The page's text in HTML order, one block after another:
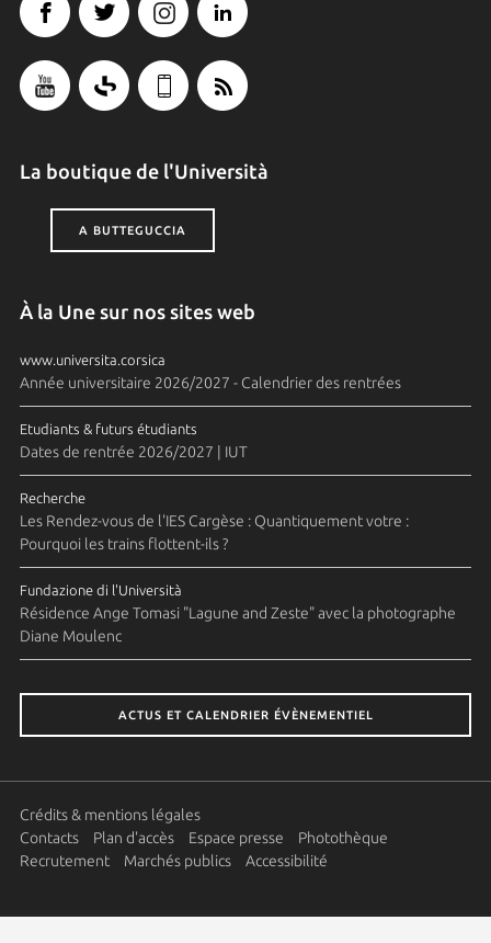
La boutique de l'Università
A BUTTEGUCCIA
À la Une sur nos sites web
www.universita.corsica
Année universitaire 2026/2027 - Calendrier des rentrées
Etudiants & futurs étudiants
Dates de rentrée 2026/2027 | IUT
Recherche
Les Rendez-vous de l'IES Cargèse : Quantiquement votre :
Pourquoi les trains flottent-ils ?
Fundazione di l'Università
Résidence Ange Tomasi "Lagune and Zeste" avec la photographe
Diane Moulenc
ACTUS ET CALENDRIER ÉVÈNEMENTIEL
Crédits & mentions légales
Contacts
Plan d'accès Espace presse
Photothèque
Recrutement
Marchés publics Accessibilité